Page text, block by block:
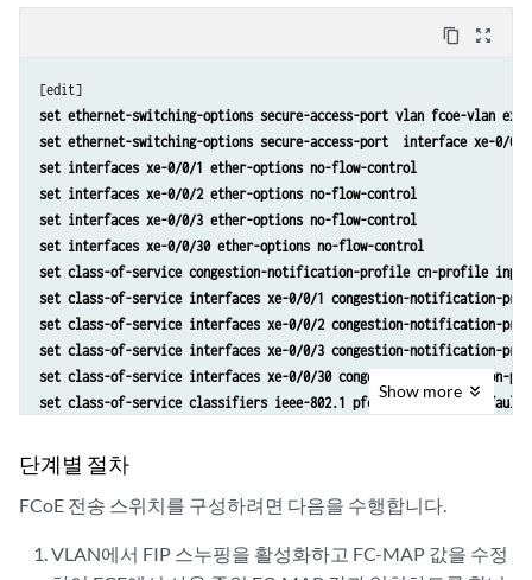
content_copy zoom_out_map
set ethernet-switching-options secure-access-port vlan fcoe-vlan
set ethernet-switching-options secure-access-port  interface xe-0/0/
set interfaces xe-0/0/1 ether-options no-flow-control
set interfaces xe-0/0/2 ether-options no-flow-control
set interfaces xe-0/0/3 ether-options no-flow-control
set interfaces xe-0/0/30 ether-options no-flow-control
set class-of-service congestion-notification-profile cn-profile input
set class-of-service interfaces xe-0/0/1 congestion-notification-
set class-of-service interfaces xe-0/0/2 congestion-notification-
set class-of-service interfaces xe-0/0/3 congestion-notification-
set class-of-service interfaces xe-0/0/30 congestion-notification-
set class-of-service classifiers ieee-802.1 pfc-class import default
set class-of-service interfaces xe-0/0/1 unit 0 classifiers ieee-
set class-of-service interfaces xe-0/0/2 unit 0 classifiers ieee-
set class-of-service interfaces xe-0/0/3 unit 0 classifiers ieee-
set class-of-service forwarding-classes class fcoe queue-num 3
Show more
단계별 절차
FCoE 전송 스위치를 구성하려면 다음을 수행합니다.
VLAN에서 FIP 스누핑을 활성화하고 FC-MAP 값을 수정